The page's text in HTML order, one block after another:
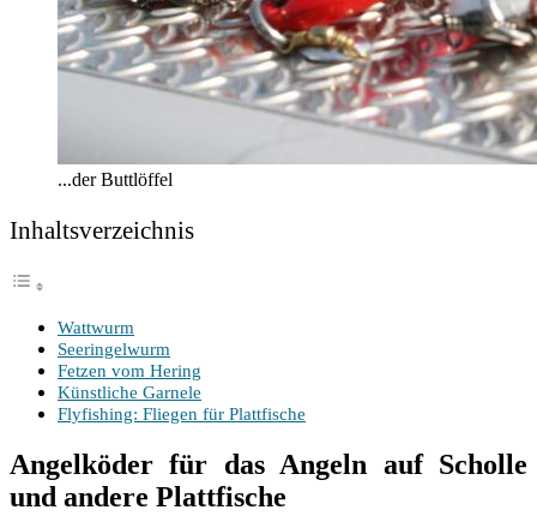
...der Buttlöffel
Inhalts­ver­zeich­nis
Watt­wurm
See­rin­gel­wurm
Fet­zen vom Hering
Künst­li­che Garnele
Fly­fi­shing: Flie­gen für Plattfische
Angelköder für das Angeln auf Scholle
und andere Plattfische